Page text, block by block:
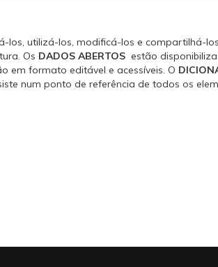
los, utilizá-los, modificá-los e compartilhá-
Os DADOS ABERTOS estão
em formato editável e acessíveis. O
num ponto de referência de todos os